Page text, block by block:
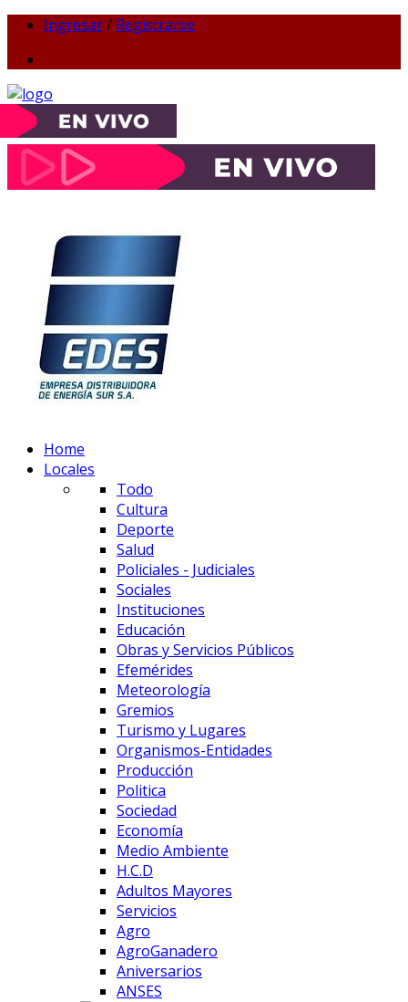
Ingresar/ Registrarse
Home
Locales
Todo
Cultura
Deporte
Salud
Policiales - Judiciales
Sociales
Instituciones
Educación
Obras y Servicios Públicos
Efemérides
Meteorología
Gremios
Turismo y Lugares
Organismos-Entidades
Producción
Politica
Sociedad
Economía
Medio Ambiente
H.C.D
Adultos Mayores
Servicios
Agro
AgroGanadero
Aniversarios
ANSES